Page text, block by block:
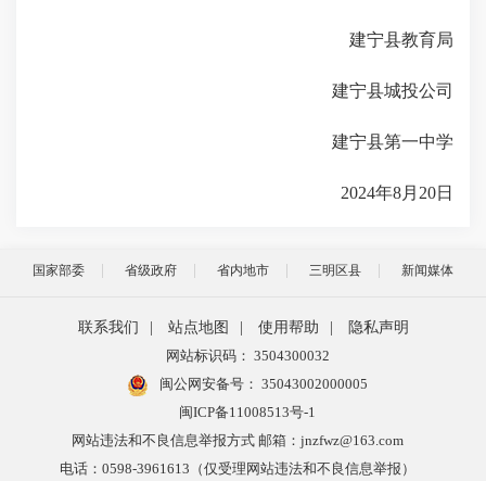
建宁县教育局
建宁县城投公司
建宁县第一中学
2024年8月20日
国家部委 省级政府 省内地市 三明区县 新闻媒体
联系我们 站点地图 使用帮助
隐私声明
网站标识码： 3504300032
闽公网安备号： 35043002000005
闽ICP备11008513号-1
网站违法和不良信息举报方式 邮箱：jnzfwz@163.com
电话：0598-3961613（仅受理网站违法和不良信息举报）